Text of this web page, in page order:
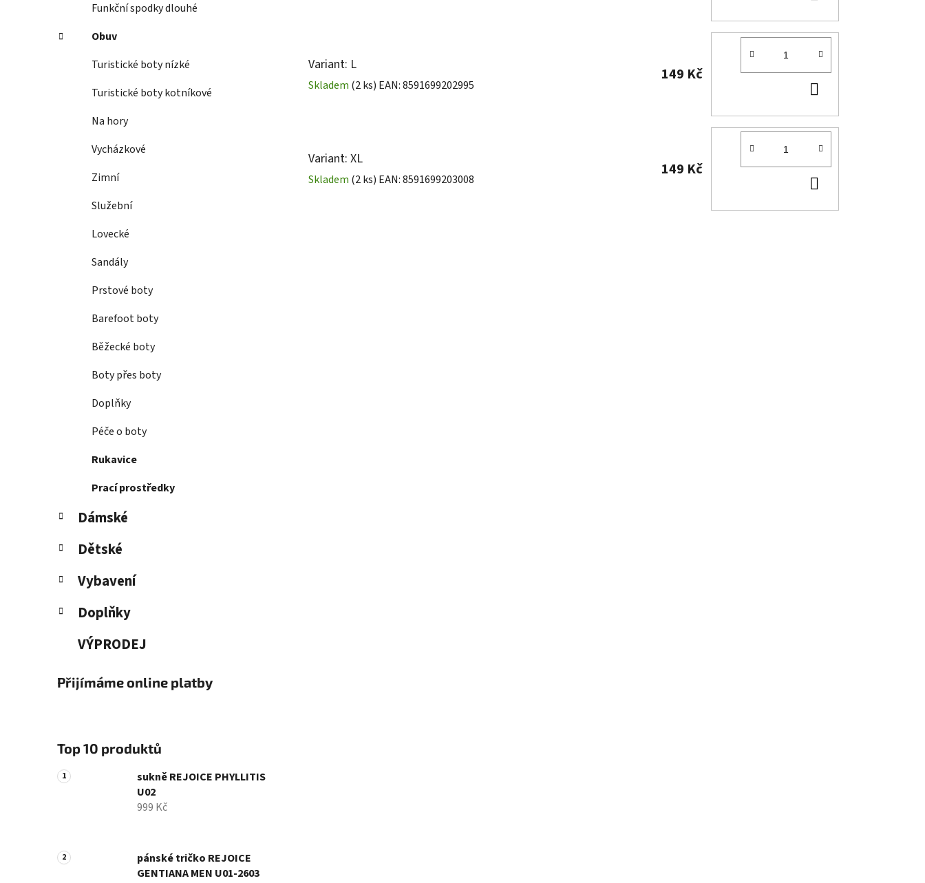
Funkční spodky dlouhé
Obuv
Turistické boty nízké
Turistické boty kotníkové
Na hory
Vycházkové
Zimní
Služební
Lovecké
Sandály
Prstové boty
Barefoot boty
Běžecké boty
Boty přes boty
Doplňky
Péče o boty
Rukavice
Prací prostředky
Dámské
Dětské
Vybavení
Doplňky
VÝPRODEJ
Přijímáme online platby
Top 10 produktů
sukně REJOICE PHYLLITIS
U02
999 Kč
pánské tričko REJOICE
GENTIANA MEN U01-2603
KOŠÍKU
Variant: L
Skladem (2 ks) EAN:8591699202995
149 Kč
KOŠÍKU
Variant: XL
Skladem (2 ks) EAN:8591699203008
149 Kč
KOŠÍKU